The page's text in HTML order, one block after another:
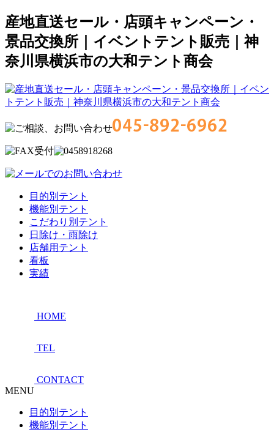
産地直送セール・店頭キャンペーン・
景品交換所｜イベントテント販売｜神
奈川県横浜市の大和テント商会
目的別テント
機能別テント
こだわり別テント
日除け・雨除け
店舗用テント
看板
実績
HOME
TEL
CONTACT
MENU
目的別テント
機能別テント